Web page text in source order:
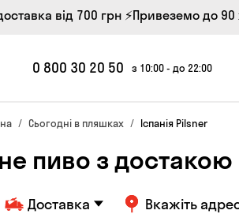
від 700 грн ⚡Привеземо до
0 800 30 20 50 з 10:00 - до 22:00
Сьогодні в пляшках Іспанія Pilsner
пиво з достакою
Доставка Вкажіть